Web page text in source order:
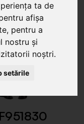
ta de
afișa
pentru a
nostru și
noștri.
setările